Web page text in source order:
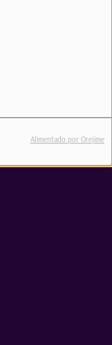
Alimentado por Orejime